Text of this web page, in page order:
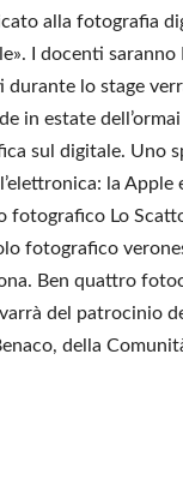
alla fotografia
I docenti
lo stage
in estate
sul digitale. Uno
la Apple
fotografico Lo
fotografico
Ben quattro
del patrocinio
della